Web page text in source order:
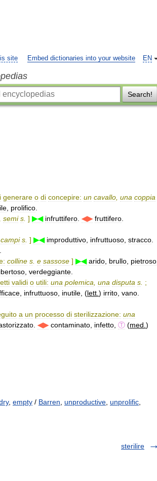
EN
site Embed dictionaries into your website
Search!
generare o di concepire: un cavallo una coppia
prolifico
semi s ] ▶◀ infruttifero ◀▶ fruttifero
campi s ] ▶◀ improduttivo infruttuoso stracco
colline s e sassose ] ▶◀ arido brullo pietroso
verdeggiante
validi o utili: una polemica una disputa s ;
infruttuoso inutile , (lett ) irrito vano
a un processo di sterilizzazione: una
◀▶ contaminato infetto Ⓣ (med )
, empty / Barren unproductive unprolific
sterilire